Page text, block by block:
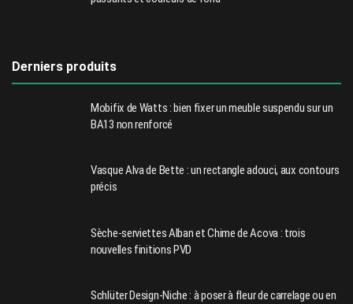
Derniers produits
Mobifix de Watts : bien fixer un meuble suspendu sur un
BA13 non renforcé
Vasque Alva de Bette : un rectangle adouci, aux contours
précis
Sèche-serviettes Alban et Chime de Acova : trois
nouvelles finitions PVD
Schlüter Design-Niche : à poser à fleur de carrelage ou en